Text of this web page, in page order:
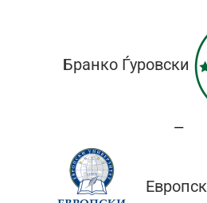
Бранко Ѓуровски
—